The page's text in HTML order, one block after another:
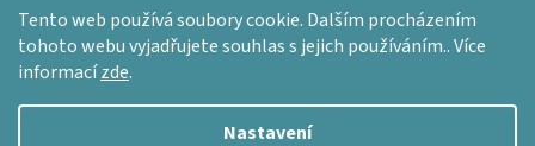
Tento web používá soubory cookie. Dalším procházením
tohoto webu vyjadřujete souhlas s jejich používáním.. Více
informacízde.
Nastavení
PŘIHLÁSIT SE
Vytvořil Shoptet